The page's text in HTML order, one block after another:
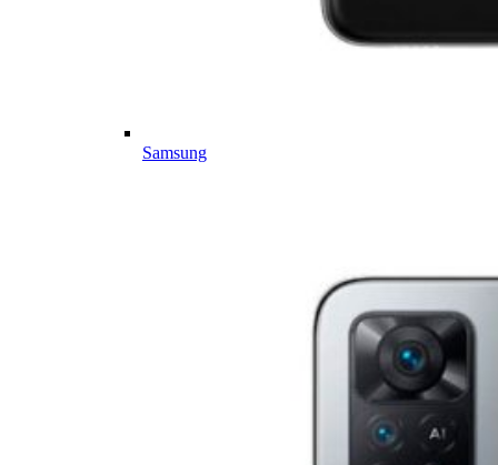
Samsung